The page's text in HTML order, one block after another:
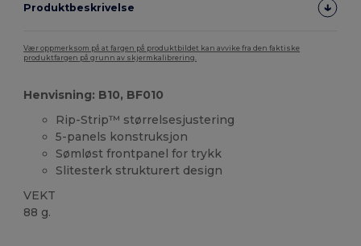
Produktbeskrivelse
Vær oppmerksom på at fargen på produktbildet kan avvike fra den faktiske
produktfargen på grunn av skjermkalibrering.
Henvisning: B10, BF010
Rip-Strip™ størrelsesjustering
5-panels konstruksjon
Sømløst frontpanel for trykk
Slitesterk strukturert design
VEKT
88 g.